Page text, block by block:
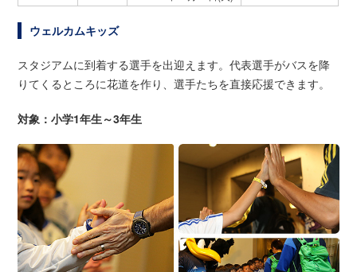
ウェルカムキッズ
スタジアムに到着する選手を出迎えます。代表選手がバスを降
りてくるところに花道を作り、選手たちを直接応援できます。
対象：小学1年生～3年生